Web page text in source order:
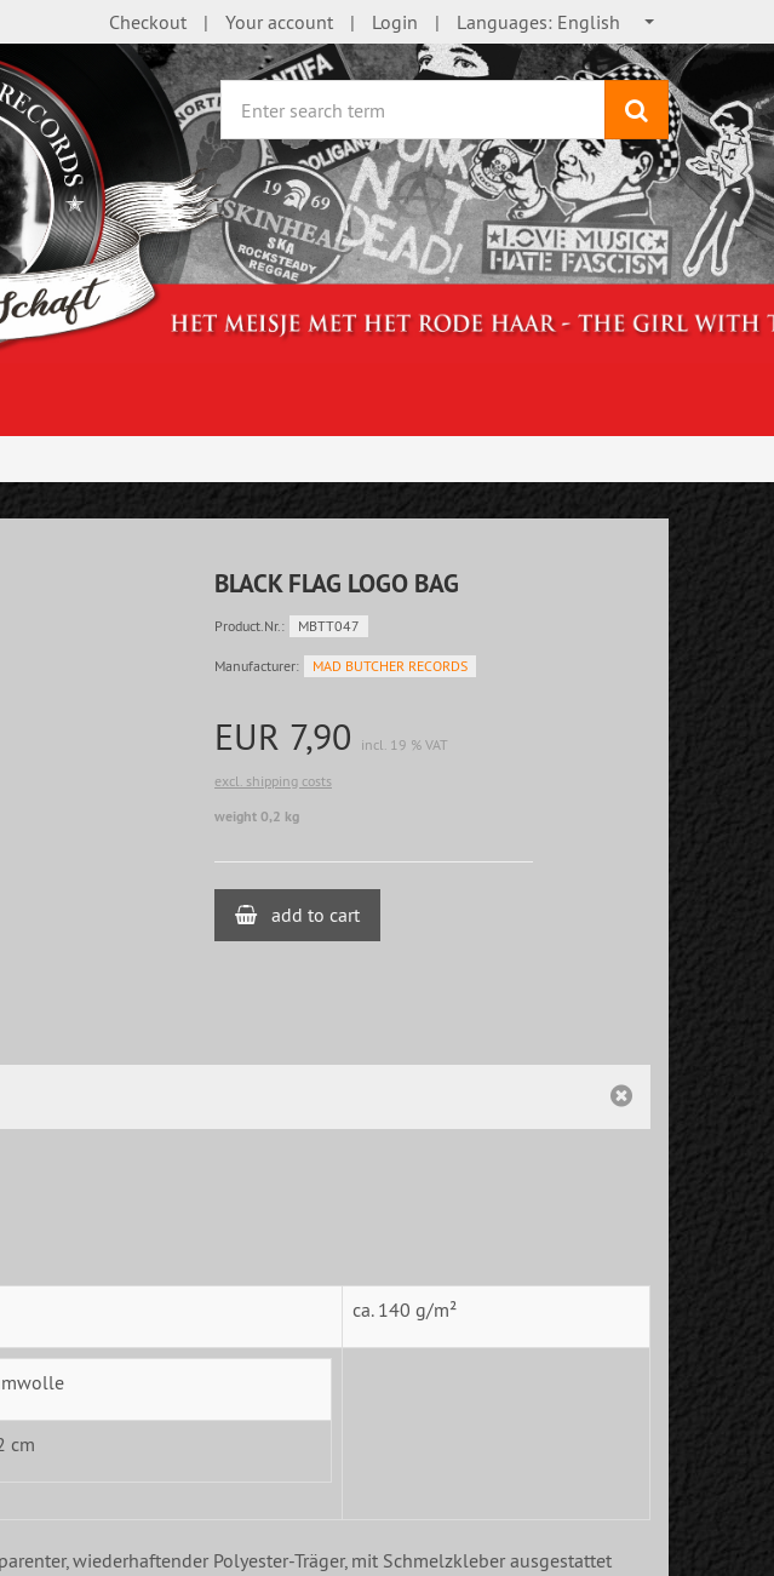
Checkout Your account Login Languages: English
search
BLACK FLAG LOGO BAG
Product.Nr.: MBTT047
Manufacturer: MAD BUTCHER RECORDS
EUR 7,90
incl. 19 % VAT
excl. shipping costs
weight 0,2 kg
add to cart
ca. 140 g/m²
cm
wiederhaftender Polyester-Träger, mit Schmelzkleber ausgestattet